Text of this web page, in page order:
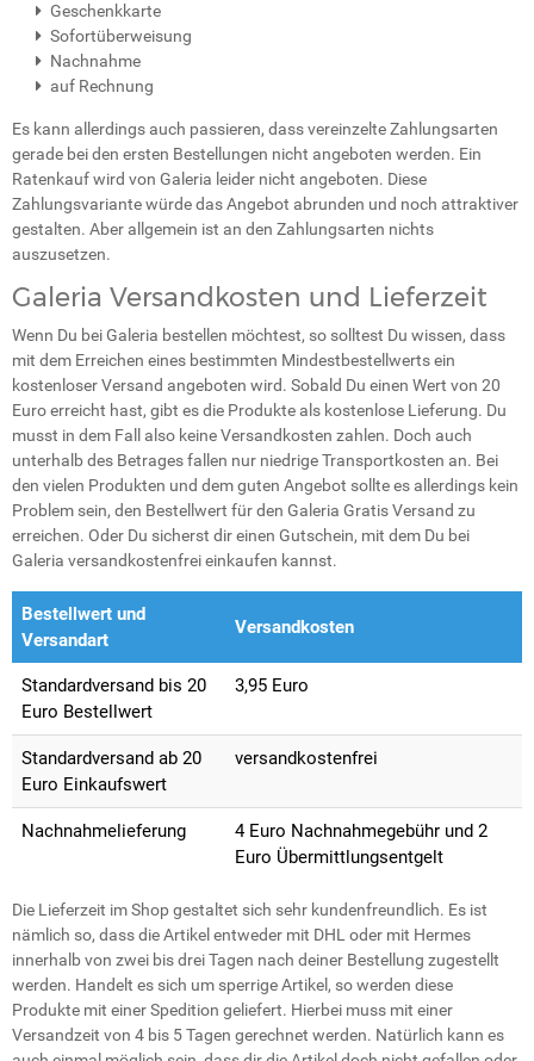
Geschenkkarte
Sofortüberweisung
Nachnahme
auf Rechnung
Es kann allerdings auch passieren, dass vereinzelte Zahlungsarten
gerade bei den ersten Bestellungen nicht angeboten werden. Ein
Ratenkauf wird von Galeria leider nicht angeboten. Diese
Zahlungsvariante würde das Angebot abrunden und noch attraktiver
gestalten. Aber allgemein ist an den Zahlungsarten nichts
auszusetzen.
Galeria Versandkosten und Lieferzeit
Wenn Du bei Galeria bestellen möchtest, so solltest Du wissen, dass
mit dem Erreichen eines bestimmten Mindestbestellwerts ein
kostenloser Versand angeboten wird. Sobald Du einen Wert von 20
Euro erreicht hast, gibt es die Produkte als kostenlose Lieferung. Du
musst in dem Fall also keine Versandkosten zahlen. Doch auch
unterhalb des Betrages fallen nur niedrige Transportkosten an. Bei
den vielen Produkten und dem guten Angebot sollte es allerdings kein
Problem sein, den Bestellwert für den Galeria Gratis Versand zu
erreichen. Oder Du sicherst dir einen Gutschein, mit dem Du bei
Galeria versandkostenfrei einkaufen kannst.
Bestellwert und
Versandart
Versandkosten
Standardversand bis 20
Euro Bestellwert
3,95 Euro
Standardversand ab 20
Euro Einkaufswert
versandkostenfrei
Nachnahmelieferung
4 Euro Nachnahmegebühr und 2
Euro Übermittlungsentgelt
Die Lieferzeit im Shop gestaltet sich sehr kundenfreundlich. Es ist
nämlich so, dass die Artikel entweder mit DHL oder mit Hermes
innerhalb von zwei bis drei Tagen nach deiner Bestellung zugestellt
werden. Handelt es sich um sperrige Artikel, so werden diese
Produkte mit einer Spedition geliefert. Hierbei muss mit einer
Versandzeit von 4 bis 5 Tagen gerechnet werden. Natürlich kann es